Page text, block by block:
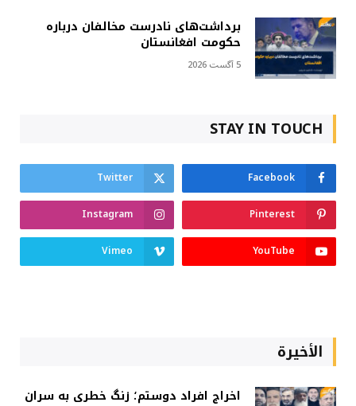
برداشت‌های نادرست مخالفان درباره
حکومت افغانستان
5 آگست 2026
STAY IN TOUCH
Facebook
Twitter
Pinterest
Instagram
YouTube
Vimeo
الأخيرة
اخراج افراد دوستم؛ زنگ خطری به سران